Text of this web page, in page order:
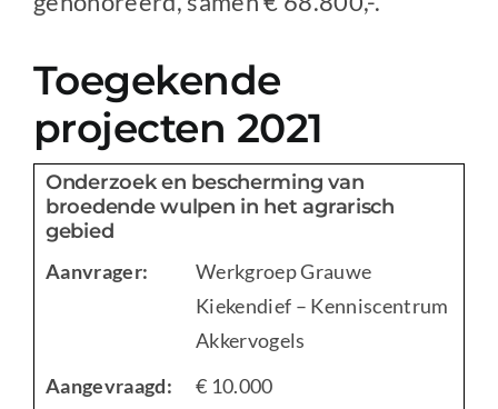
Toegekende
projecten 2021
Onderzoek en bescherming van
broedende wulpen in het agrarisch
gebied
Aanvrager:
Werkgroep Grauwe
Kiekendief – Kenniscentrum
Akkervogels
Aangevraagd:
€ 10.000